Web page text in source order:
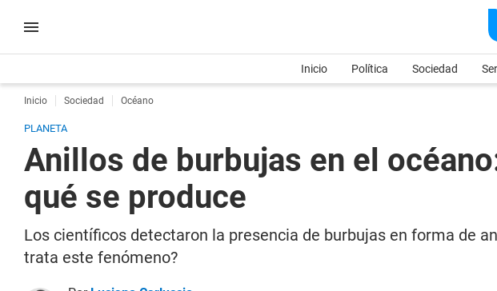
Inicio Política Sociedad
Inicio Sociedad Océano
PLANETA
Anillos de burbujas en el
qué se produce
Los científicos detectaron la presencia de burbujas en forma de
trata este fenómeno?